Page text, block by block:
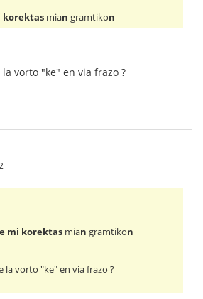
korektas mian gramtikon
vorto "ke" en via frazo ?
mi korektas mian gramtikon
la vorto "ke" en via frazo ?